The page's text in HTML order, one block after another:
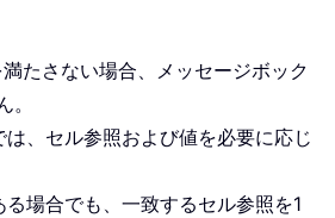
たさない場合、メッセージボック
、セル参照および値を必要に応じ
場合でも、一致するセル参照を1